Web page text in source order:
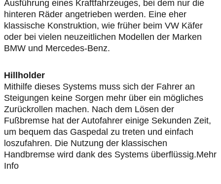
Ausführung eines Kraftfahrzeuges, bei dem nur die
hinteren Räder angetrieben werden. Eine eher
klassische Konstruktion, wie früher beim VW Käfer
oder bei vielen neuzeitlichen Modellen der Marken
BMW und Mercedes-Benz.
Hillholder
Mithilfe dieses Systems muss sich der Fahrer an
Steigungen keine Sorgen mehr über ein mögliches
Zurückrollen machen. Nach dem Lösen der
Fußbremse hat der Autofahrer einige Sekunden Zeit,
um bequem das Gaspedal zu treten und einfach
loszufahren. Die Nutzung der klassischen
Handbremse wird dank des Systems überflüssig.Mehr
Info